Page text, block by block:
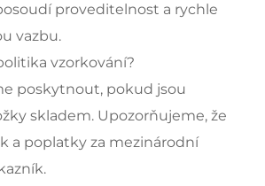
proveditelnost a rychle
vazbu.
vzorkování?
poskytnout, pokud jsou
skladem. Upozorňujeme, že
a poplatky za mezinárodní